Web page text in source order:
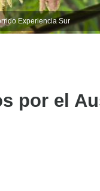
calidad-
alojamiento
Experiencia Sur
por el